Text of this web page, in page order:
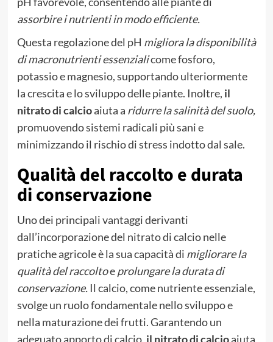
assorbire i nutrienti in modo efficiente.
Questa regolazione del pH migliora la disponibilità
di macronutrienti essenzialicome fosforo,
potassio e magnesio, supportando ulteriormente
la crescita e lo sviluppo delle piante. Inoltre, il
nitrato di calcioaiuta a ridurre la salinità del suolo,
promuovendo sistemi radicali più sani e
minimizzando il rischio di stress indotto dal sale.
Qualità del raccolto e durata
di conservazione
Uno dei principali vantaggi derivanti
dall’incorporazione del nitrato di calcio nelle
pratiche agricole è la sua capacità di migliorare la
qualità del raccoltoeprolungare la durata di
conservazione.Il calcio, come nutriente essenziale,
svolge un ruolo fondamentale nello sviluppo e
nella maturazione dei frutti. Garantendo un
adeguato apporto di calcio, il nitrato di calcioaiuta